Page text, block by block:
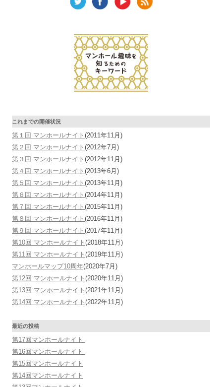
これまでの開催状況
第１回 マンホールナイト (2011年11月)
第２回 マンホールナイト (2012年7月)
第３回 マンホールナイト (2012年11月)
第４回 マンホールナイト (2013年6月)
第５回 マンホールナイト (2013年11月)
第６回 マンホールナイト (2014年11月)
第７回 マンホールナイト (2015年11月)
第８回 マンホールナイト (2016年11月)
第９回 マンホールナイト (2017年11月)
第10回 マンホールナイト (2018年11月)
第11回 マンホールナイト (2019年11月)
マンホールマップ10周年(2020年7月)
第12回 マンホールナイト (2020年11月)
第13回 マンホールナイト (2021年11月)
第14回 マンホールナイト (2022年11月)
最近の投稿
第17回マンホールナイト
第16回マンホールナイト
第15回マンホールナイト
第14回マンホールナイト